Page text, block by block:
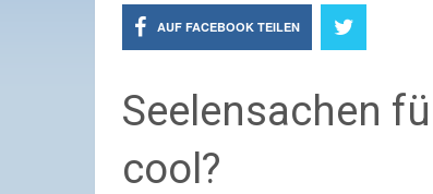
AUF FACEBOOK TEILEN
Seelensachen
cool?